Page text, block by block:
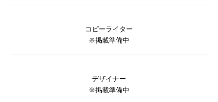
資料ダウンロード｜サービス資料提供
CONTACT
コピーライター
※掲載準備中
デザイナー
※掲載準備中